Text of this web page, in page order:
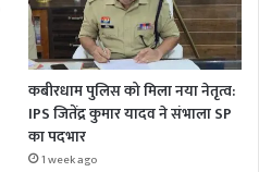
कबीरधाम पुलिस को मिला नया नेतृत्व:
IPS जितेंद्र कुमार यादव ने संभाला SP
का पदभार
1 week ago